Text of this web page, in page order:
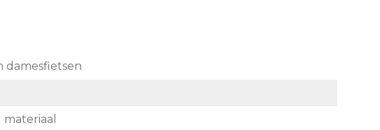
damesfietsen